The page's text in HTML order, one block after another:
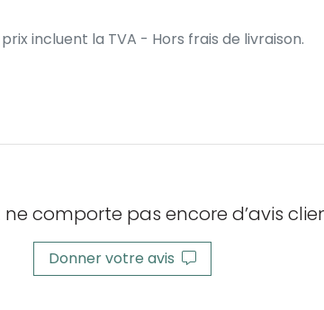
prix incluent la TVA - Hors frais de livraison.
comporte pas encore d’avis
Donner votre avis